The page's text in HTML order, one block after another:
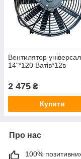
Вентилятор
14"*120 Ватів*12в
2 475 ₴
Купити
Про нас
100% позитивних